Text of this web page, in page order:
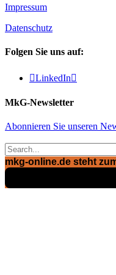
Impressum
Datenschutz
Folgen Sie uns auf:
LinkedIn
MkG-Newsletter
Abonnieren Sie unseren
mkg-online.de steht